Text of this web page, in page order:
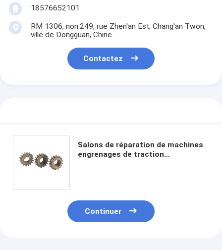
18576652101
RM 1306, non.249, rue Zhen'an Est, Chang'an Twon,
ville de Dongguan, Chine.
Contactez
Salons de réparation de machines
engrenages de traction
Continuer